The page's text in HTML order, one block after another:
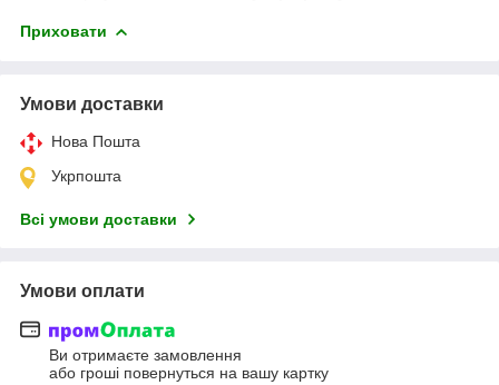
Приховати
Умови доставки
Нова Пошта
Укрпошта
Всі умови доставки
Умови оплати
Ви отримаєте замовлення
або гроші повернуться на вашу картку